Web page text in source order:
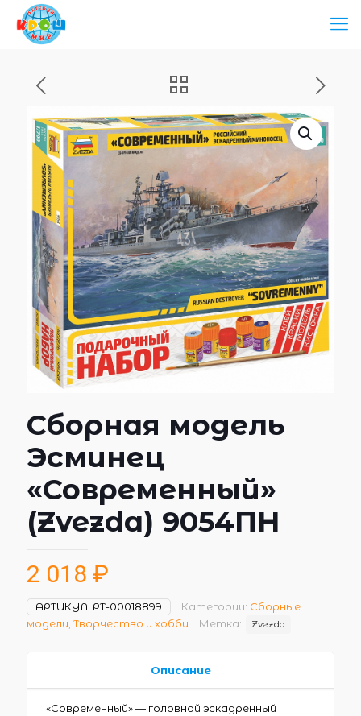
Сборная модель
Эсминец
«Современный»
(Zvezda) 9054ПН
2 018 ₽
АРТИКУЛ: РТ-00018899 Категории: Сборные
модели, Творчество и хобби Метка: Zvezda
Описание
«Современный» — головной эскадренный